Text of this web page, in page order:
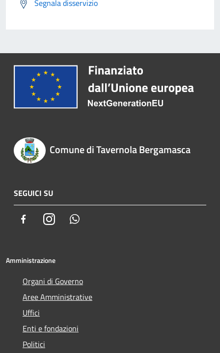
Segnala disservizio
Comune di Tavernola Bergamasca
SEGUICI SU
FacebookInstagram
Amministrazione
Organi di Governo
Aree Amministrative
Uffici
Enti e fondazioni
Politici